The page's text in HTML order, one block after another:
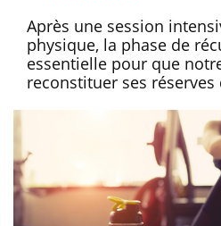
Après une session
physique, la phase de
essentielle pour que
reconstituer ses réserves